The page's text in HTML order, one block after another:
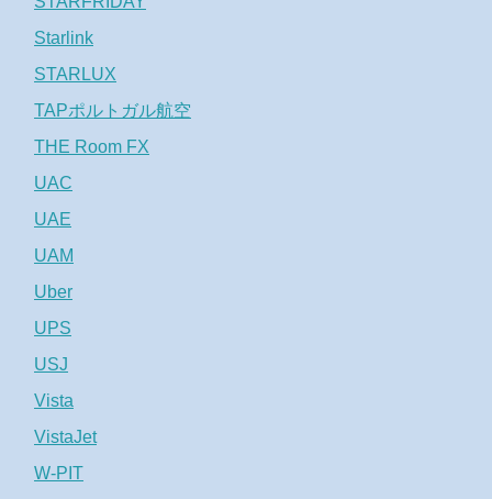
Starlink
STARLUX
TAPポルトガル航空
THE Room FX
UAC
UAE
UAM
Uber
UPS
USJ
Vista
VistaJet
W-PIT